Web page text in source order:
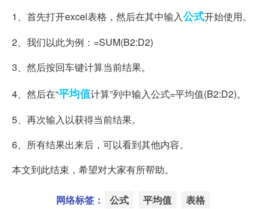
1、首先打开excel表格，然后在其中输入公式开始使用。
2、我们以此为例：=SUM(B2:D2)
3、然后按回车键计算当前结果。
4、然后在“平均值计算”列中输入公式=平均值(B2:D2)。
5、再次输入以获得当前结果。
6、所有结果出来后，可以看到其他内容。
本文到此结束，希望对大家有所帮助。
网络标签： 公式 平均值 表格